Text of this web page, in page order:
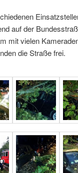
auf der
mit vielen
die Straße frei.